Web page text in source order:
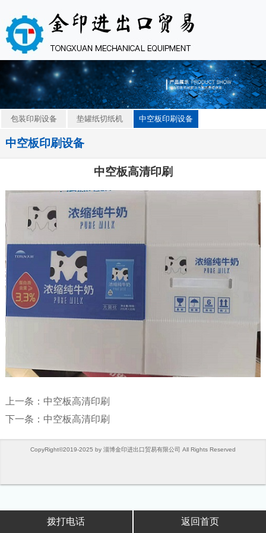
包装印刷设备 垫罐纸切纸机 中空板印刷设备
中空板印刷设备
中空板高清印刷
上一条： 中空板高清印刷
下一条： 中空板高清印刷
CopyRight©2019-2025 by 淄博金印进出口贸易有限公司 All Rights Reserved
拨打电话 返回首页